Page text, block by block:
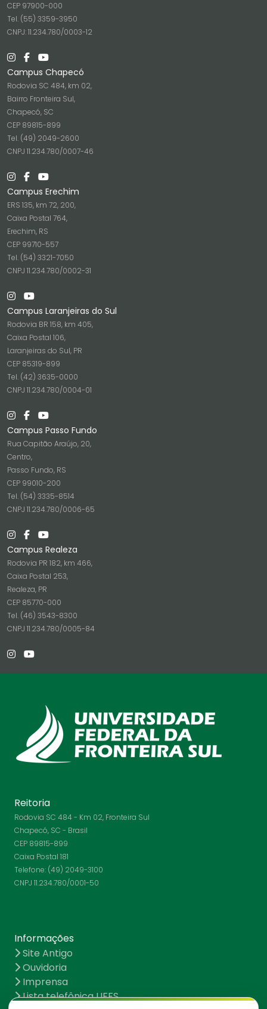
CEP 97900-000
Tel. (55) 3359-3950
CNPJ: 11.234.780/0003-12
Campus Chapecó
Rodovia SC 484, km 02,
Bairro Fronteira Sul,
Chapecó, SC
CEP 89815-899
Tel. (49) 2049-2600
CNPJ 11.234.780/0007-46
Campus Erechim
ERS 135, km 72, 200,
Caixa Postal 764,
Erechim, RS
CEP 99710-557
Tel. (54) 3321-7050
CNPJ 11.234.780/0002-31
Campus Laranjeiras do Sul
Rodovia BR 158, km 405,
Caixa Postal 106,
Laranjeiras do Sul, PR
CEP 85319-899
Tel. (42) 3635-0000
CNPJ 11.234.780/0004-01
Campus Passo Fundo
Rua Capitão Araújo, 20,
Centro,
Passo Fundo, RS
CEP 99010-200
Tel. (54) 3335-8514
CNPJ 11.234.780/0006-65
Campus Realeza
Rodovia PR 182, km 466,
Caixa Postal 253,
Realeza, PR
CEP 85770-000
Tel. (46) 3543-8300
CNPJ 11.234.780/0005-84
Reitoria
Rodovia SC 484 - Km 02, Fronteira Sul
Chapecó, SC - Brasil
CEP 89815-899
Caixa Postal 181
Telefone: (49) 2049-3100
CNPJ 11.234.780/0001-50
Informações
Site Antigo
Ouvidoria
Imprensa
Lista telefônica UFFS